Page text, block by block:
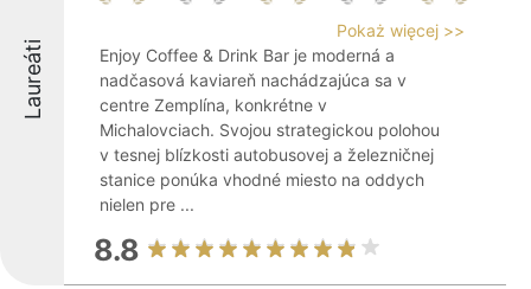
Laureáti
Pokaż więcej >>
Enjoy Coffee & Drink Bar je moderná a
nadčasová kaviareň nachádzajúca sa v
centre Zemplína, konkrétne v
Michalovciach. Svojou strategickou polohou
v tesnej blízkosti autobusovej a železničnej
stanice ponúka vhodné miesto na oddych
nielen pre ...
8.8